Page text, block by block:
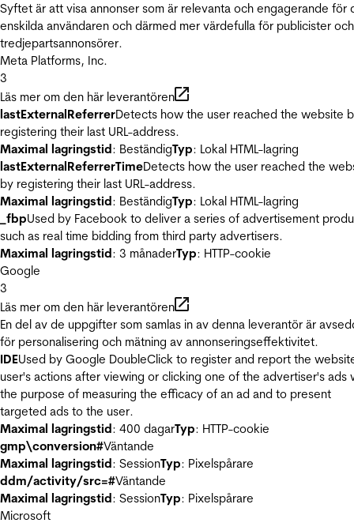
Syftet är att visa annonser som är relevanta och engagerande för
enskilda användaren och därmed mer värdefulla för publicister och
tredjepartsannonsörer.
Meta Platforms, Inc.
3
Läs mer om den här leverantören
lastExternalReferrerDetects how the user reached the website
registering their last URL-address.
Maximal lagringstid: BeständigTyp: Lokal HTML-lagring
lastExternalReferrerTimeDetects how the user reached the
by registering their last URL-address.
Maximal lagringstid: BeständigTyp: Lokal HTML-lagring
_fbpUsed by Facebook to deliver a series of advertisement
such as real time bidding from third party advertisers.
Maximal lagringstid: 3 månaderTyp: HTTP-cookie
Google
3
Läs mer om den här leverantören
En del av de uppgifter som samlas in av denna leverantör är
för personalisering och mätning av annonseringseffektivitet.
IDEUsed by Google DoubleClick to register and report the
user's actions after viewing or clicking one of the advertiser's ads
the purpose of measuring the efficacy of an ad and to present
targeted ads to the user.
Maximal lagringstid: 400 dagarTyp: HTTP-cookie
gmp\conversion#Väntande
Maximal lagringstid: SessionTyp: Pixelspårare
ddm/activity/src=#Väntande
Maximal lagringstid: SessionTyp: Pixelspårare
Microsoft